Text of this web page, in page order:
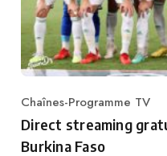
Category
Chaînes-Programme TV
Direct streaming
Burkina Faso